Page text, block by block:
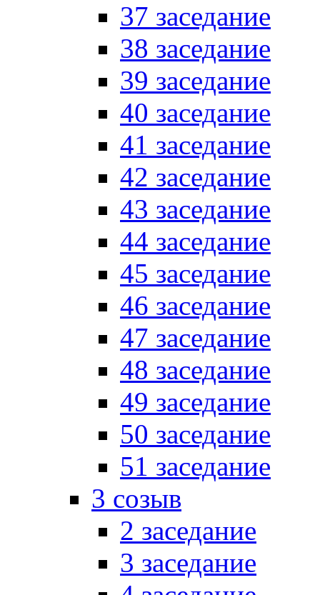
37 заседание
38 заседание
39 заседание
40 заседание
41 заседание
42 заседание
43 заседание
44 заседание
45 заседание
46 заседание
47 заседание
48 заседание
49 заседание
50 заседание
51 заседание
3 созыв
2 заседание
3 заседание